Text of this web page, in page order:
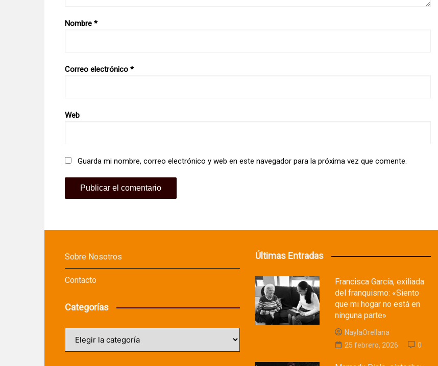
Nombre *
Correo electrónico *
Web
Guarda mi nombre, correo electrónico y web en este navegador para la próxima vez que comente.
Sobre Nosotros
Contacto
Categorías
Últimas Entradas
Francisca García, exiliada
del franquismo: «Siento
que mi hogar no está en
ninguna parte»
NaylaOrellana
25 febrero, 2026
0